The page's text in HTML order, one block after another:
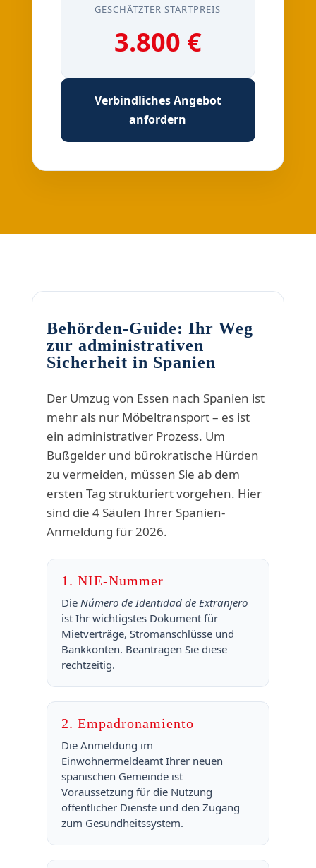
GESCHÄTZTER STARTPREIS
3.800 €
Verbindliches Angebot
anfordern
Behörden-Guide: Ihr Weg
zur administrativen
Sicherheit in Spanien
Der Umzug von Essen nach Spanien ist
mehr als nur Möbeltransport – es ist
ein administrativer Prozess. Um
Bußgelder und bürokratische Hürden
zu vermeiden, müssen Sie ab dem
ersten Tag strukturiert vorgehen. Hier
sind die 4 Säulen Ihrer Spanien-
Anmeldung für 2026.
1. NIE-Nummer
Die Número de Identidad de Extranjero
ist Ihr wichtigstes Dokument für
Mietverträge, Stromanschlüsse und
Bankkonten. Beantragen Sie diese
rechtzeitig.
2. Empadronamiento
Die Anmeldung im
Einwohnermeldeamt Ihrer neuen
spanischen Gemeinde ist
Voraussetzung für die Nutzung
öffentlicher Dienste und den Zugang
zum Gesundheitssystem.